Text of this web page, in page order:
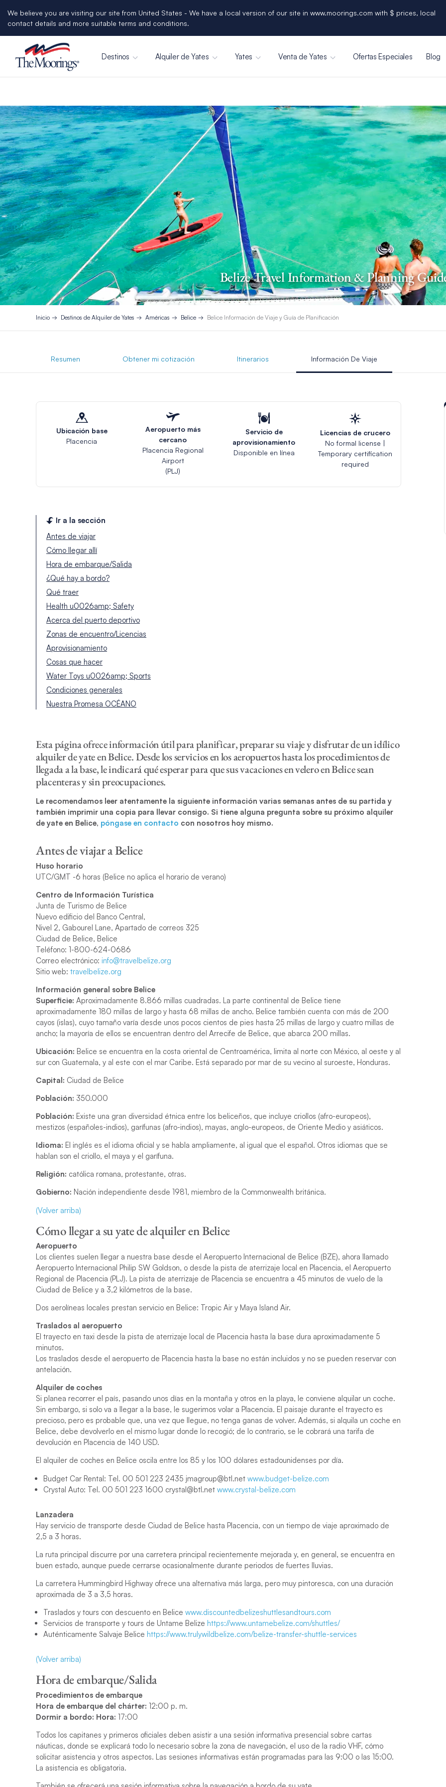
We believe you are visiting our site from United States - We have a local version of our site in www.moorings.com with $ prices, local
contact details and more suitable terms and conditions.
Destinos Alquiler de Yates Yates Venta de Yates Ofertas Especiales Blog
Belize Travel Information & Planning
Inicio Destinos de Alquiler de Yates Américas Belice Belice Información de Viaje y Guía de Planificación
Resumen Obtener mi cotización Itinerarios Información De Viaje
Ubicación base
Placencia
Aeropuerto más
cercano
Placencia Regional
Airport
(PLJ)
Servicio de
aprovisionamiento
Disponible en línea
Licencias de crucero
No formal license |
Temporary certification
required
Ir a la sección
Antes de viajar
Cómo llegar allí
Hora de embarque/Salida
¿Qué hay a bordo?
Qué traer
Health u0026amp; Safety
Acerca del puerto deportivo
Zonas de encuentro/Licencias
Aprovisionamiento
Cosas que hacer
Water Toys u0026amp; Sports
Condiciones generales
Nuestra Promesa OCÉANO
Esta página ofrece información útil para planificar, preparar su viaje y disfrutar de un idílico
alquiler de yate en Belice. Desde los servicios en los aeropuertos hasta los procedimientos de
llegada a la base, le indicará qué esperar para que sus vacaciones en velero en Belice sean
placenteras y sin preocupaciones.
Le recomendamos leer atentamente la siguiente información varias semanas antes de su partida y
también imprimir una copia para llevar consigo. Si tiene alguna pregunta sobre su próximo alquiler
de yate en Belice, póngase en contacto con nosotros hoy mismo.
Antes de viajar a Belice
Huso horario
UTC/GMT -6 horas (Belice no aplica el horario de verano)
Centro de Información Turística
Junta de Turismo de Belice
Nuevo edificio del Banco Central,
Nivel 2, Gabourel Lane, Apartado de correos 325
Ciudad de Belice, Belice
Teléfono: 1-800-624-0686
Correo electrónico: info@travelbelize.org
Sitio web: travelbelize.org
Información general sobre Belice
Superficie: Aproximadamente 8.866 millas cuadradas. La parte continental de Belice tiene
aproximadamente 180 millas de largo y hasta 68 millas de ancho. Belice también cuenta con más de 200
cayos (islas), cuyo tamaño varía desde unos pocos cientos de pies hasta 25 millas de largo y cuatro millas de
ancho; la mayoría de ellos se encuentran dentro del Arrecife de Belice, que abarca 200 millas.
Ubicación: Belice se encuentra en la costa oriental de Centroamérica, limita al norte con México, al oeste y al
sur con Guatemala, y al este con el mar Caribe. Está separado por mar de su vecino al suroeste, Honduras.
Capital: Ciudad de Belice
Población: 350.000
Población: Existe una gran diversidad étnica entre los beliceños, que incluye criollos (afro-europeos),
mestizos (españoles-indios), garífunas (afro-indios), mayas, anglo-europeos, de Oriente Medio y asiáticos.
Idioma: El inglés es el idioma oficial y se habla ampliamente, al igual que el español. Otros idiomas que se
hablan son el criollo, el maya y el garífuna.
Religión: católica romana, protestante, otras.
Gobierno: Nación independiente desde 1981, miembro de la Commonwealth británica.
(Volver arriba)
Cómo llegar a su yate de alquiler en Belice
Aeropuerto
Los clientes suelen llegar a nuestra base desde el Aeropuerto Internacional de Belice (BZE), ahora llamado
Aeropuerto Internacional Philip SW Goldson, o desde la pista de aterrizaje local en Placencia, el Aeropuerto
Regional de Placencia (PLJ). La pista de aterrizaje de Placencia se encuentra a 45 minutos de vuelo de la
Ciudad de Belice y a 3,2 kilómetros de la base.
Dos aerolíneas locales prestan servicio en Belice: Tropic Air y Maya Island Air.
Traslados al aeropuerto
El trayecto en taxi desde la pista de aterrizaje local de Placencia hasta la base dura aproximadamente 5
minutos.
Los traslados desde el aeropuerto de Placencia hasta la base no están incluidos y no se pueden reservar con
antelación.
Alquiler de coches
Si planea recorrer el país, pasando unos días en la montaña y otros en la playa, le conviene alquilar un coche.
Sin embargo, si solo va a llegar a la base, le sugerimos volar a Placencia. El paisaje durante el trayecto es
precioso, pero es probable que, una vez que llegue, no tenga ganas de volver. Además, si alquila un coche en
Belice, debe devolverlo en el mismo lugar donde lo recogió; de lo contrario, se le cobrará una tarifa de
devolución en Placencia de 140 USD.
El alquiler de coches en Belice oscila entre los 85 y los 100 dólares estadounidenses por día.
Budget Car Rental: Tel. 00 501 223 2435 jmagroup@btl.net www.budget-belize.com
Crystal Auto: Tel. 00 501 223 1600 crystal@btl.net www.crystal-belize.com
Lanzadera
Hay servicio de transporte desde Ciudad de Belice hasta Placencia, con un tiempo de viaje aproximado de
2,5 a 3 horas.
La ruta principal discurre por una carretera principal recientemente mejorada y, en general, se encuentra en
buen estado, aunque puede cerrarse ocasionalmente durante periodos de fuertes lluvias.
La carretera Hummingbird Highway ofrece una alternativa más larga, pero muy pintoresca, con una duración
aproximada de 3 a 3,5 horas.
Traslados y tours con descuento en Belice www.discountedbelizeshuttlesandtours.com
Servicios de transporte y tours de Untame Belize https://www.untamebelize.com/shuttles/
Auténticamente Salvaje Belice https://www.trulywildbelize.com/belize-transfer-shuttle-services
(Volver arriba)
Hora de embarque/Salida
Procedimientos de embarque
Hora de embarque del chárter: 12:00 p. m.
Dormir a bordo: Hora: 17:00
Todos los capitanes y primeros oficiales deben asistir a una sesión informativa presencial sobre cartas
náuticas, donde se explicará todo lo necesario sobre la zona de navegación, el uso de la radio VHF, cómo
solicitar asistencia y otros aspectos. Las sesiones informativas están programadas para las 9:00 o las 15:00.
La asistencia es obligatoria.